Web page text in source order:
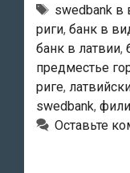
Тэги
swedbank в
риги, банк в
банк в латвии,
предместье
риге,
swedbank,
Оставьте